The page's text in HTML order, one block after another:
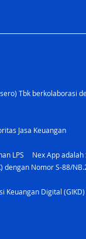
Tbk berkolaborasi
Jasa Keuangan
LPS Nex App adalah
dengan Nomor S-88/
Digital